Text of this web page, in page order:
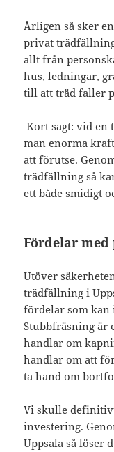
Årligen så sker
privat
allt från
hus, ledningar,
till att träd faller
Kort sagt: vid en
man enorma
att förutse.
trädfällning så
ett både smidigt
Fördelar
Utöver
trädfällning i
fördelar som kan
Stubbfräsning är
handlar om
handlar om att
ta hand om
Vi skulle
investering.
Uppsala så löser